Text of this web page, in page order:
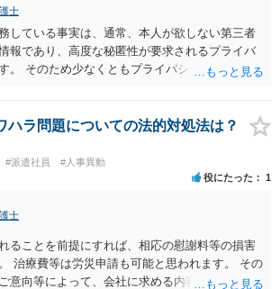
士
している事実は、通常、本人が欲しない第三者
報であり、高度な秘匿性が要求されるプライバ
。 そのため少なくともプライバシー権侵害にあ
ハラ問題についての法的対処法は？
#派遣社員 #人事異動
役にたった 1
士
ることを前提にすれば、相応の慰謝料等の損害
治療費等は労災申請も可能と思われます。 その
意向等によって、会社に求める内容や、加害者